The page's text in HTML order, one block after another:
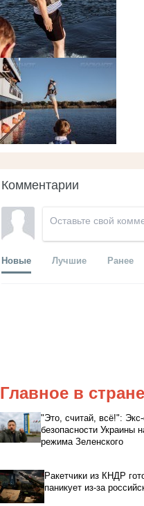
Комментарии
Новые Лучшие Ранее
Главное в стране
"Это, считай, всё!":
безопасности Украины
режима Зеленского
Ракетчики из КНДР
паникует из-за